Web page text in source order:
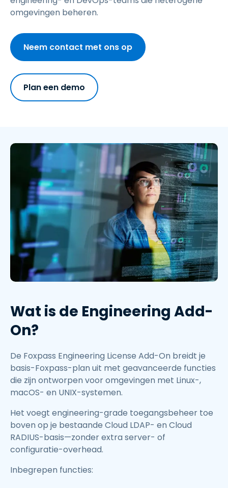
omgevingen beheren.
Neem contact met ons op
Plan een demo
Wat is de Engineering Add-
On?
De Foxpass Engineering License Add-On breidt je
basis-Foxpass-plan uit met geavanceerde functies
die zijn ontworpen voor omgevingen met Linux-,
macOS- en UNIX-systemen.
Het voegt engineering-grade toegangsbeheer toe
boven op je bestaande Cloud LDAP- en Cloud
RADIUS-basis—zonder extra server- of
configuratie-overhead.
Inbegrepen functies: